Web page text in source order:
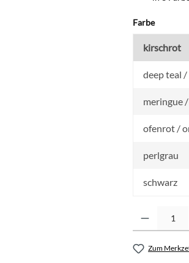
Farbe
kirschrot
deep teal
meringue
ofenrot /
perlgrau
schwarz
Zum